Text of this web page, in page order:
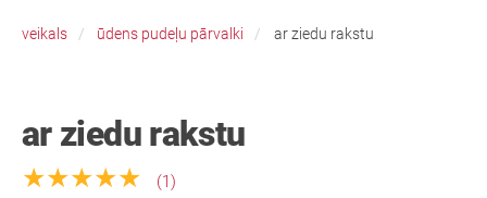
veikals ūdens pudeļu pārvalki ar ziedu rakstu
ar ziedu rakstu
★★★★★ (1)